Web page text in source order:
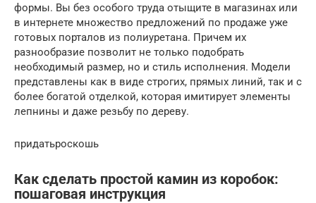
формы. Вы без особого труда отыщите в магазинах или
в интернете множество предложений по продаже уже
готовых порталов из полиуретана. Причем их
разнообразие позволит не только подобрать
необходимый размер, но и стиль исполнения. Модели
представлены как в виде строгих, прямых линий, так и с
более богатой отделкой, которая имитирует элементы
лепнины и даже резьбу по дереву.
придатьроскошь
Как сделать простой камин из коробок:
пошаговая инструкция